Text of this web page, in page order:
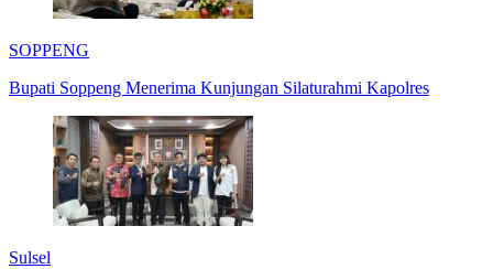
SOPPENG
Bupati Soppeng Menerima Kunjungan Silaturahmi Kapolres
Sulsel